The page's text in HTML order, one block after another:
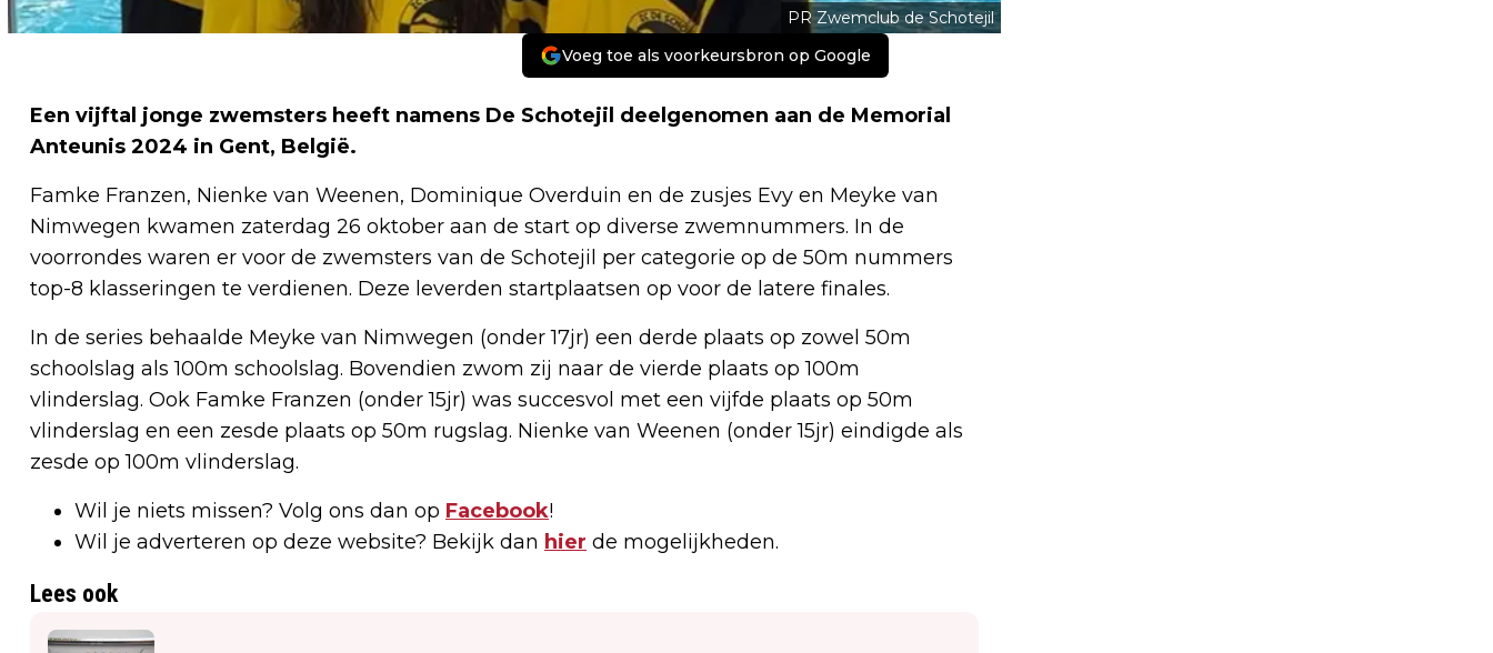
PR Zwemclub de Schotejil
Voeg toe als voorkeursbron op Google
Een vijftal jonge zwemsters heeft namens De Schotejil deelgenomen aan de Memorial
Anteunis 2024 in Gent, België.
Famke Franzen, Nienke van Weenen, Dominique Overduin en de zusjes Evy en Meyke van
Nimwegen kwamen zaterdag 26 oktober aan de start op diverse zwemnummers. In de
voorrondes waren er voor de zwemsters van de Schotejil per categorie op de 50m nummers
top-8 klasseringen te verdienen. Deze leverden startplaatsen op voor de latere finales.
In de series behaalde Meyke van Nimwegen (onder 17jr) een derde plaats op zowel 50m
schoolslag als 100m schoolslag. Bovendien zwom zij naar de vierde plaats op 100m
vlinderslag. Ook Famke Franzen (onder 15jr) was succesvol met een vijfde plaats op 50m
vlinderslag en een zesde plaats op 50m rugslag. Nienke van Weenen (onder 15jr) eindigde als
zesde op 100m vlinderslag.
Wil je niets missen? Volg ons dan op Facebook!
Wil je adverteren op deze website? Bekijk dan hier de mogelijkheden.
Lees ook